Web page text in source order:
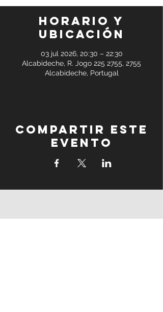
Horario y
ubicación
03 jul 2026, 20:30 – 22:30
Alcabideche, R. Jogo 225 2755, 2755
Alcabideche, Portugal
Compartir este
evento